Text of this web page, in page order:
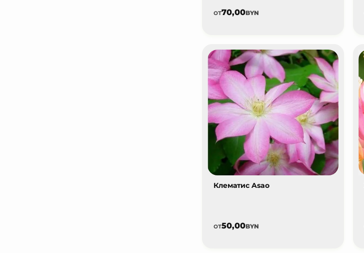
от70,00BYN
Клематис Asao
от50,00BYN